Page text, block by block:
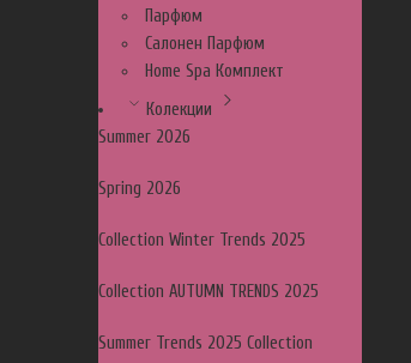
Парфюм
Салонен Парфюм
Home Spa Комплект
Колекции
Summer 2026
Spring 2026
Collection Winter Trends 2025
Collection AUTUMN TRENDS 2025
Summer Trends 2025 Collection